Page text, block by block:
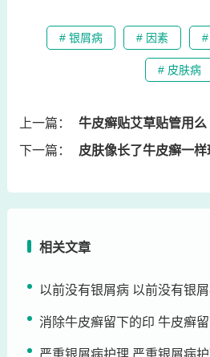
# 银屑病 # 因素
# 皮肤病
上一篇：
牛皮癣贴艾草贴管用
下一篇：
皮肤像长了牛皮癣一样斑 皮
相关文章
以前没有银屑病 以前没有银
消除牛皮癣留下的印 牛皮癣
严重银屑病护理 严重银屑病